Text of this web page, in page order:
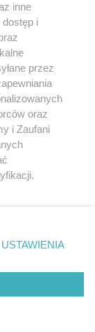
inne
i
przez
oraz
i Zaufani
prywatności
zgody
takiemu
tylko
USTAWIENIA